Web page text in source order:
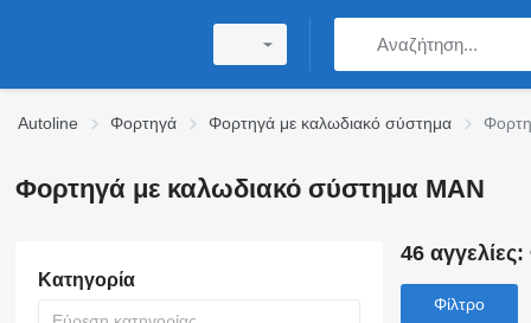
Autoline Φορτηγά Φορτηγά με καλωδιακό σύστημα
Φορτηγά με καλωδιακό σύστημα MAN
Κατηγορία
46 αγγελίες:
Φίλτρο